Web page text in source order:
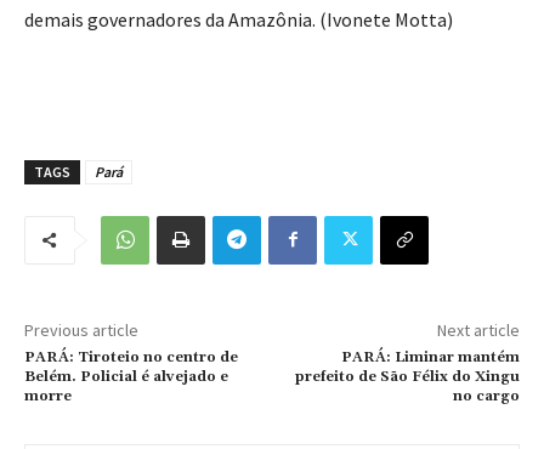
demais governadores da Amazônia. (Ivonete Motta)
TAGS Pará
Previous article
PARÁ: Tiroteio no centro de
Belém. Policial é alvejado e
morre
Next article
PARÁ: Liminar mantém
prefeito de São Félix do Xingu
no cargo